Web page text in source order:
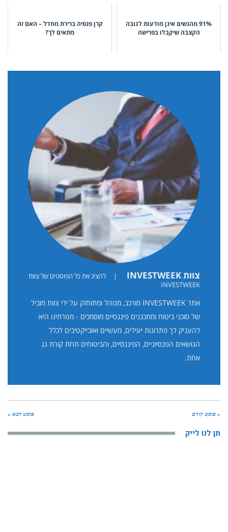
91% מהנשים אינן מודעות לגובה
הקצבה שיקבלו בפרישה
קרן פנסיה ברירת מחדל – האם זה
מתאים לך?
צוות INVESTWEEK |
להציג את כל הפוסטים של צוות
INVESTWEEK
אתר INVESTWEEK מורכב, מנוהל ומתוחזק על ידי צוות מוביל
של סוכני ביטוח ומתכננים פיננסיים מוסמכים - מטרתינו היא
להעניק לך פתרונות יעילים, מעשיים ואובייקטיבים לכלל
הנושאים הפנסיוניים, הפיננסיים, והביטוחים תחת קורת גג
אחת.
« פוסט קודם פוסט הבא »
תן לנו לייק